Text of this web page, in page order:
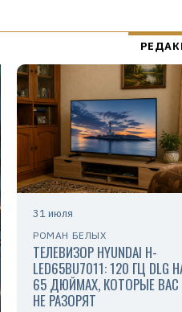
31 июля
РОМАН БЕЛЫХ
ТЕЛЕВИЗОР HYUNDAI H-
LED65BU7011: 120 ГЦ DLG
65 ДЮЙМАХ, КОТОРЫЕ ВАС
НЕ РАЗОРЯТ